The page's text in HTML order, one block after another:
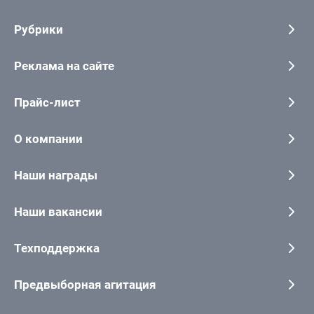
Рубрики
Реклама на сайте
Прайс-лист
О компании
Наши награды
Наши вакансии
Техподдержка
Предвыборная агитация